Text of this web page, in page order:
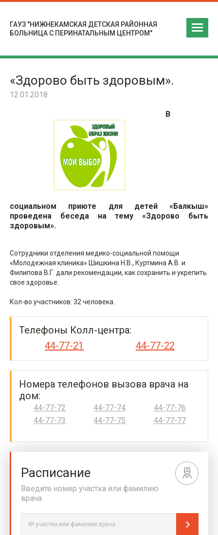
ГАУЗ "НИЖНЕКАМСКАЯ ДЕТСКАЯ РАЙОННАЯ
БОЛЬНИЦА С ПЕРИНАТАЛЬНЫМ ЦЕНТРОМ"
«Здорово быть здоровым».
12.01.2018
В
социальном приюте для детей «Балкыш»
проведена беседа на тему «Здорово быть
здоровым».
Сотрудники отделения медико-социальной помощи
«Молодежная клиника» Шишкина Н.В., Куртмина А.В. и
Филипова В.Г. дали рекомендации, как сохранить и укрепить
свое здоровье.
Кол-во участников: 32 человека.
Телефоны Колл-центра:
44-77-21
44-77-22
Номера телефонов вызова врача на
дом:
44-77-72
44-77-73
44-77-74
44-77-75
44-77-76
44-77-77
Расписание
Введите номер участка или фамилию
врача